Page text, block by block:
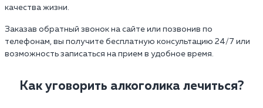
качества жизни.
Заказав обратный звонок на сайте или позвонив по
телефонам, вы получите бесплатную консультацию 24/7 или
возможность записаться на прием в удобное время.
Как уговорить алкоголика лечиться?